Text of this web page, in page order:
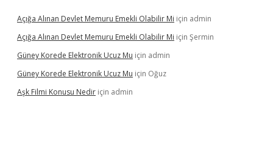
Açığa Alınan Devlet Memuru Emekli Olabilir Mi için admin
Açığa Alınan Devlet Memuru Emekli Olabilir Mi için Şermin
Güney Korede Elektronik Ucuz Mu için admin
Güney Korede Elektronik Ucuz Mu için Oğuz
Aşk Filmi Konusu Nedir için admin